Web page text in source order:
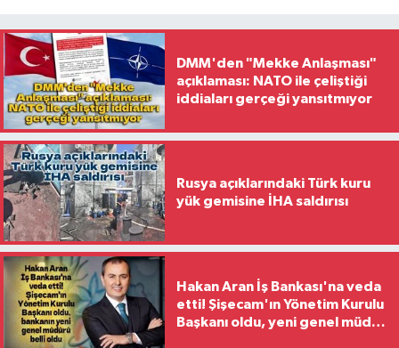
DMM'den "Mekke Anlaşması"
açıklaması: NATO ile çeliştiği
iddiaları gerçeği yansıtmıyor
Rusya açıklarındaki Türk kuru
yük gemisine İHA saldırısı
Hakan Aran İş Bankası'na veda
etti! Şişecam'ın Yönetim Kurulu
Başkanı oldu, yeni genel müdür